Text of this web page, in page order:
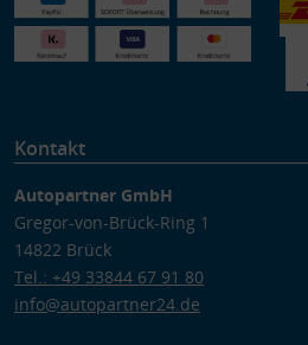
Kontakt
Autopartner GmbH
Gregor-von-Brück-Ring 1
14822 Brück
Tel.: +49 33844 67 91 80
info@autopartner24.de